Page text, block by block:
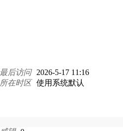
最后访问
2026-5-17 11:16
所在时区 使用系统默认